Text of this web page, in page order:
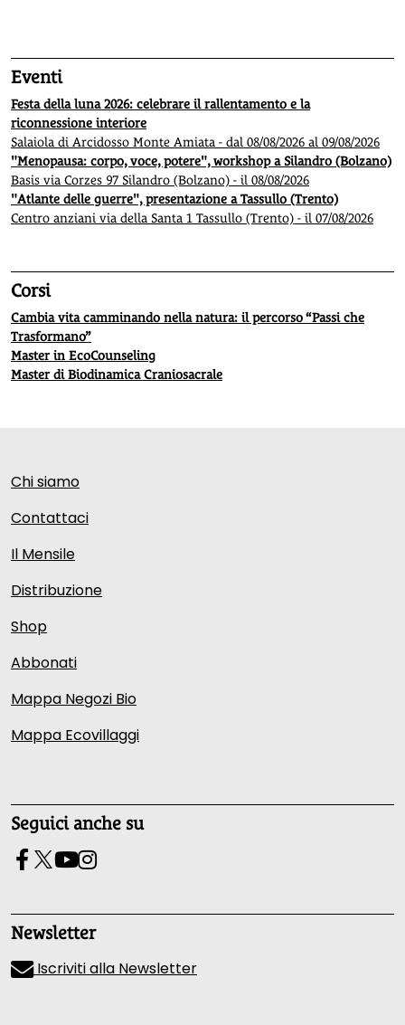
Eventi
Festa della luna 2026: celebrare il rallentamento e la
riconnessione interiore
Salaiola di Arcidosso Monte Amiata - dal 08/08/2026 al 09/08/2026
"Menopausa: corpo, voce, potere", workshop a Silandro (Bolzano)
Basis via Corzes 97 Silandro (Bolzano) - il 08/08/2026
"Atlante delle guerre", presentazione a Tassullo (Trento)
Centro anziani via della Santa 1 Tassullo (Trento) - il 07/08/2026
Corsi
Cambia vita camminando nella natura: il percorso “Passi che
Trasformano”
Master in EcoCounseling
Master di Biodinamica Craniosacrale
Chi siamo
Contattaci
Il Mensile
Distribuzione
Shop
Abbonati
Mappa Negozi Bio
Mappa Ecovillaggi
Seguici anche su
Newsletter
Iscriviti alla Newsletter